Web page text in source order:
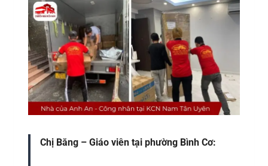
Chị Băng – Giáo viên tại phường Bình Cơ: